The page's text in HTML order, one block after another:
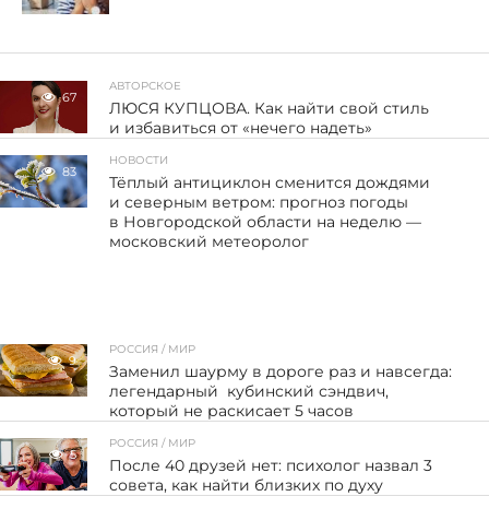
67
АВТОРСКОЕ
ЛЮСЯ КУПЦОВА. Как найти свой стиль
и избавиться от «нечего надеть»
83
НОВОСТИ
Тёплый антициклон сменится дождями
и северным ветром: прогноз погоды
в Новгородской области на неделю —
московский метеоролог
9
РОССИЯ / МИР
Заменил шаурму в дороге раз и навсегда:
легендарный кубинский сэндвич,
который не раскисает 5 часов
5
РОССИЯ / МИР
После 40 друзей нет: психолог назвал 3
совета, как найти близких по духу